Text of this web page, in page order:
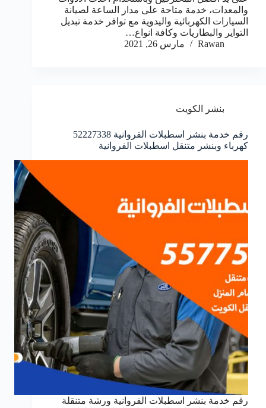
والمعدات، خدمة متاحة على مدار الساعة لصيانة
السيارات الكهربائية واليدوية مع توافر خدمة تبديل
التواير والبطاريات وكافة انواع…
Rawan
مارس 26, 2021
بنشر الكويت
رقم خدمة بنشر اسطبلات الفروانية 52227338
كهرباء وبنشر متنقل اسطبلات الفروانية
رقم خدمة بنشر اسطبلات الفروانية ورشة متنقلة